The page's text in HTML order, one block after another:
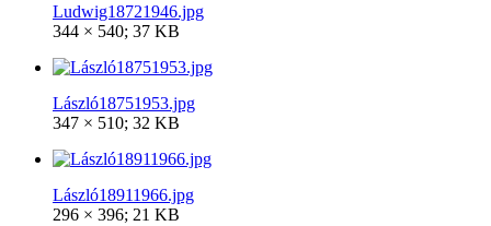
Ludwig18721946.jpg
344 × 540; 37 KB
László18751953.jpg
347 × 510; 32 KB
László18911966.jpg
296 × 396; 21 KB